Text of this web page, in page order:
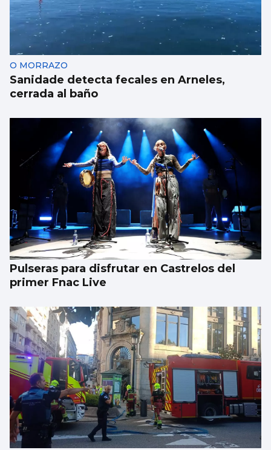
La Atención Primaria pasa a depender de
las gerencias
O MORRAZO
Sanidade detecta fecales en Arneles,
cerrada al baño
Pulseras para disfrutar en Castrelos del
primer Fnac Live